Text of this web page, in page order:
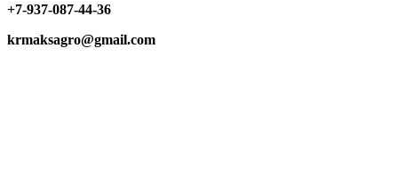
+7-937-087-44-36
krmaksagro@gmail.com